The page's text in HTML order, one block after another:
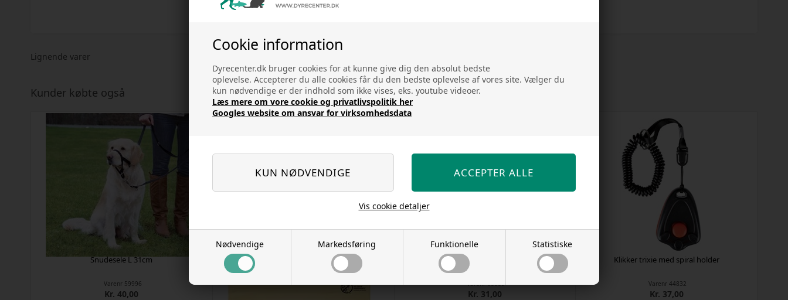
Cookie information
Dyrecenter.dk bruger cookies for at kunne give dig den absolut bedste
oplevelse. Accepterer du alle cookies får du den bedste oplevelse af vores site. Vælger du
kun nødvendige er der indhold som ikke vises, eks. youtube videoer.
Læs mere om vore cookie og privatlivspolitik her
Googles website om ansvar for virksomhedsdata
Nødvendige Markedsføring Funktionelle Statistiske
Vis cookie detaljer
Lignende varer
Kunder købte også
Snudesele L 31cm
Varenr 59996
Kr. 40,00
Snudesele L-XL 37cm
Varenr5232
Snudesele S 22cm
Varenr60009
Kr. 31,00
Klikker trixie med spiral holder
Varenr44832
Kr. 37,00